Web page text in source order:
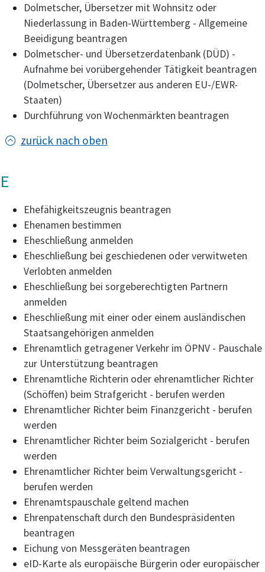
Dolmetscher, Übersetzer mit Wohnsitz oder
Niederlassung in Baden-Württemberg - Allgemeine
Beeidigung beantragen
Dolmetscher- und Übersetzerdatenbank (DÜD) -
Aufnahme bei vorübergehender Tätigkeit beantragen
(Dolmetscher, Übersetzer aus anderen EU-/EWR-
Staaten)
Durchführung von Wochenmärkten beantragen
zurück nach oben
E
Ehefähigkeitszeugnis beantragen
Ehenamen bestimmen
Eheschließung anmelden
Eheschließung bei geschiedenen oder verwitweten
Verlobten anmelden
Eheschließung bei sorgeberechtigten Partnern
anmelden
Eheschließung mit einer oder einem ausländischen
Staatsangehörigen anmelden
Ehrenamtlich getragener Verkehr im ÖPNV - Pauschale
zur Unterstützung beantragen
Ehrenamtliche Richterin oder ehrenamtlicher Richter
(Schöffen) beim Strafgericht - berufen werden
Ehrenamtlicher Richter beim Finanzgericht - berufen
werden
Ehrenamtlicher Richter beim Sozialgericht - berufen
werden
Ehrenamtlicher Richter beim Verwaltungsgericht -
berufen werden
Ehrenamtspauschale geltend machen
Ehrenpatenschaft durch den Bundespräsidenten
beantragen
Eichung von Messgeräten beantragen
eID-Karte als europäische Bürgerin oder europäischer